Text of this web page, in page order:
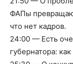
ФАПы
что нет кадров.
24:00 — Есть
губернатора: